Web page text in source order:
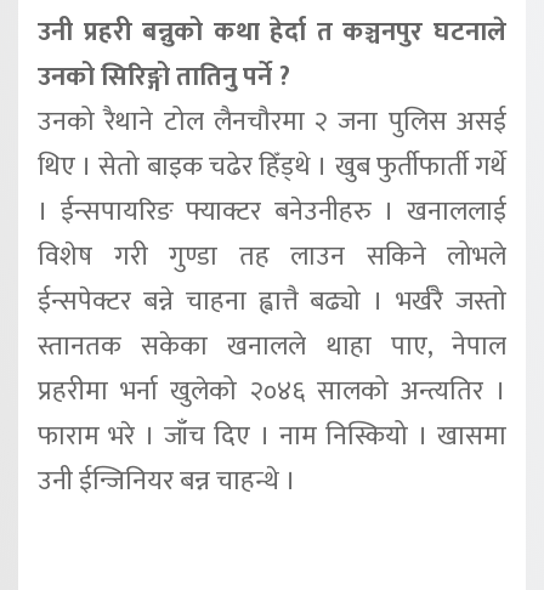
उनी प्रहरी बन्नुको कथा हेर्दा त कञ्चनपुर घटनाले
उनको सिरिङ्गो तातिनु पर्ने ?
उनको रैथाने टोल लैनचौरमा २ जना पुलिस असई
थिए । सेतो बाइक चढेर हिँड्थे । खुब फुर्तीफार्ती गर्थे
। ईन्सपायरिङ फ्याक्टर बनेउनीहरु । खनाललाई
विशेष गरी गुण्डा तह लाउन सकिने लोभले
ईन्सपेक्टर बन्ने चाहना ह्वात्तै बढ्यो । भर्खरै जस्तो
स्तानतक सकेका खनालले थाहा पाए, नेपाल
प्रहरीमा भर्ना खुलेको २०४६ सालको अन्त्यतिर ।
फाराम भरे । जाँच दिए । नाम निस्कियो । खासमा
उनी ईन्जिनियर बन्न चाहन्थे ।